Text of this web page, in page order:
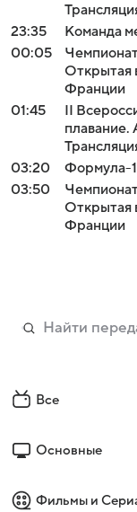
23:35
Команда
00:05
Открытая
Франции
01:45
II
плавание.
03:20
Формула-
03:50
Открытая
Франции
Все
Основные
Фильмы и